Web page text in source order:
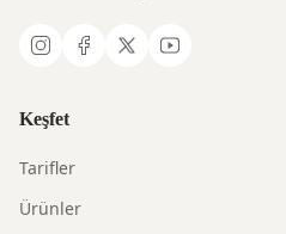
Keşfet
Tarifler
Ürünler